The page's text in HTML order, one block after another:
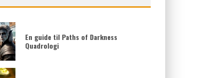
En guide til Paths of Darkness
Quadrologi